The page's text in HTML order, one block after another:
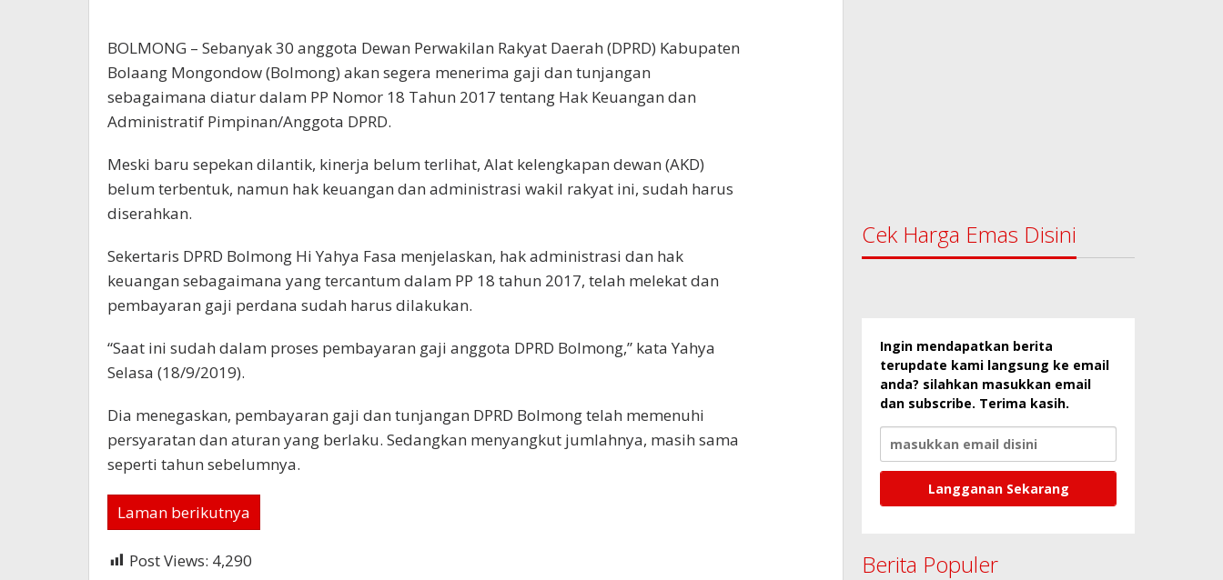
BOLMONG – Sebanyak 30 anggota Dewan Perwakilan Rakyat Daerah (DPRD) Kabupaten
Bolaang Mongondow (Bolmong) akan segera menerima gaji dan tunjangan
sebagaimana diatur dalam PP Nomor 18 Tahun 2017 tentang Hak Keuangan dan
Administratif Pimpinan/Anggota DPRD.
Meski baru sepekan dilantik, kinerja belum terlihat, Alat kelengkapan dewan (AKD)
belum terbentuk, namun hak keuangan dan administrasi wakil rakyat ini, sudah harus
diserahkan.
Sekertaris DPRD Bolmong Hi Yahya Fasa menjelaskan, hak administrasi dan hak
keuangan sebagaimana yang tercantum dalam PP 18 tahun 2017, telah melekat dan
pembayaran gaji perdana sudah harus dilakukan.
“Saat ini sudah dalam proses pembayaran gaji anggota DPRD Bolmong,” kata Yahya
Selasa (18/9/2019).
Dia menegaskan, pembayaran gaji dan tunjangan DPRD Bolmong telah memenuhi
persyaratan dan aturan yang berlaku. Sedangkan menyangkut jumlahnya, masih sama
seperti tahun sebelumnya.
Laman berikutnya
Post Views: 4,290
Cek Harga Emas Disini
Ingin mendapatkan berita
terupdate kami langsung ke email
anda? silahkan masukkan email
dan subscribe. Terima kasih.
Berita Populer